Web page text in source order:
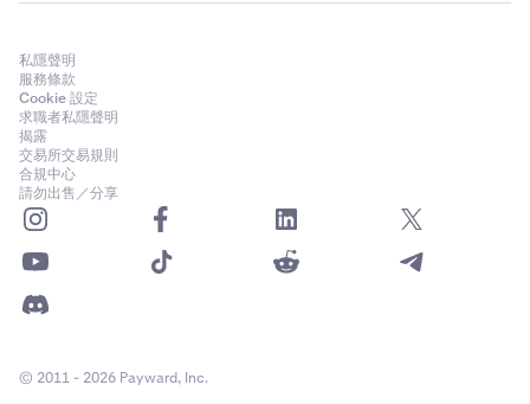
私隱聲明
服務條款
Cookie 設定
求職者私隱聲明
揭露
交易所交易規則
合規中心
請勿出售／分享
© 2011 - 2026 Payward, Inc.